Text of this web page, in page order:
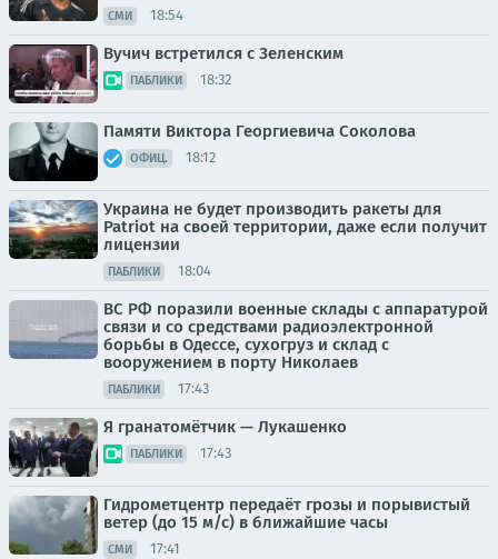
СМИ 18:54
Вучич встретился с Зеленским
ПАБЛИКИ 18:32
Памяти Виктора Георгиевича Соколова
ОФИЦ. 18:12
Украина не будет производить ракеты для
Patriot на своей территории, даже если получит
лицензии
ПАБЛИКИ 18:04
ВС РФ поразили военные склады с аппаратурой
связи и со средствами радиоэлектронной
борьбы в Одессе, сухогруз и склад с
вооружением в порту Николаев
ПАБЛИКИ 17:43
Я гранатомётчик — Лукашенко
ПАБЛИКИ 17:43
Гидрометцентр передаёт грозы и порывистый
ветер (до 15 м/с) в ближайшие часы
СМИ 17:41